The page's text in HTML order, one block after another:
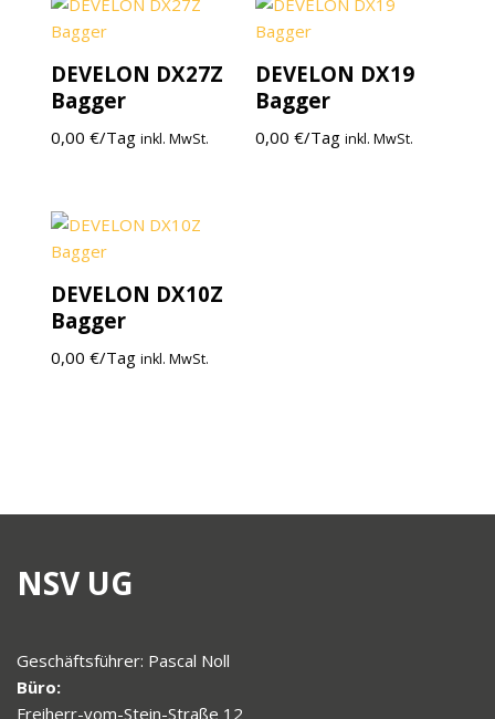
DEVELON DX27Z
Bagger
0,00€/Tag inkl. MwSt.
DEVELON DX19
Bagger
0,00€/Tag inkl. MwSt.
DEVELON DX10Z
Bagger
0,00€/Tag inkl. MwSt.
NSV UG
Geschäftsführer: Pascal Noll
Büro:
Freiherr-vom-Stein-Straße 12